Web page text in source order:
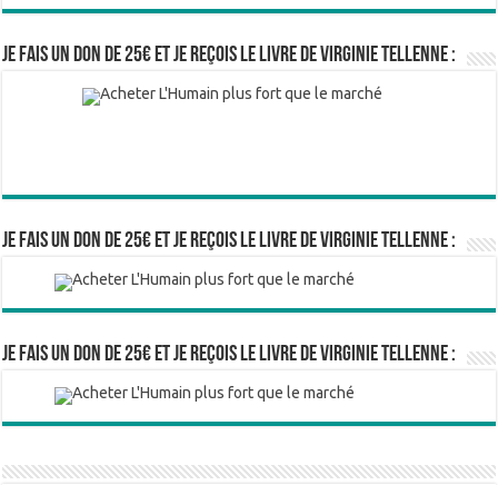
Je fais un don de 25€ et je reçois le livre de Virginie Tellenne :
Je fais un don de 25€ et je reçois le livre de Virginie Tellenne :
Je fais un don de 25€ et je reçois le livre de Virginie Tellenne :